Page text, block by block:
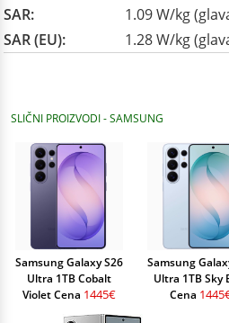
SAR:
1.09 W/kg
SAR (EU):
1.28 W/kg
SLIČNI PROIZVODI - SAMSUNG
Samsung Galaxy S26
Ultra 1TB Cobalt
Violet Cena 1445€
Samsung
Ultra 1TB Sky
Cena